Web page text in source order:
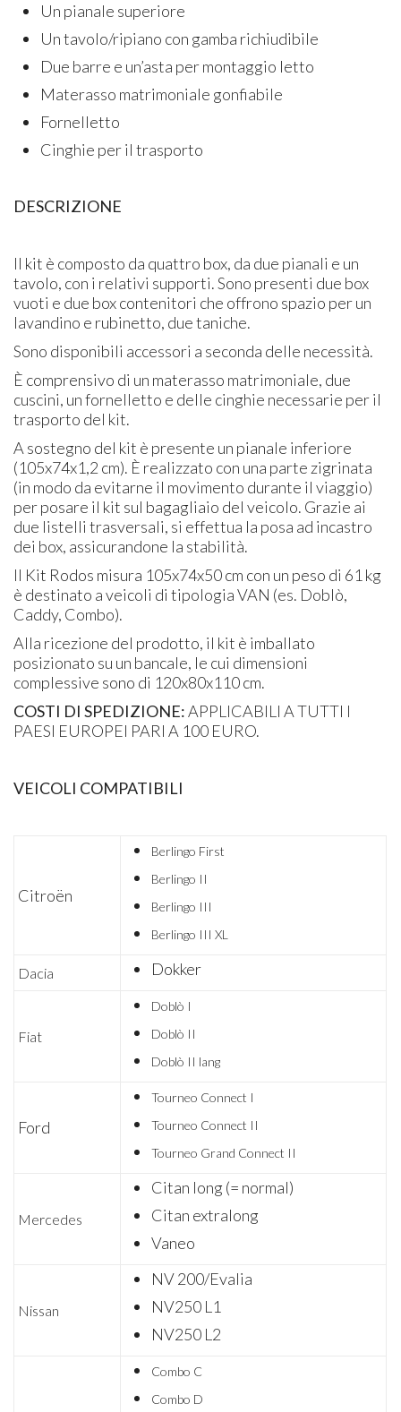
Un pianale superiore
Un tavolo/ripiano con gamba richiudibile
Due barre e un’asta per montaggio letto
Materasso matrimoniale gonfiabile
Fornelletto
Cinghie per il trasporto
DESCRIZIONE
Il kit è composto da quattro box, da due pianali e un
tavolo, con i relativi supporti. Sono presenti due box
vuoti e due box contenitori che offrono spazio per un
lavandino e rubinetto, due taniche.
Sono disponibili accessori a seconda delle necessità.
È comprensivo di un materasso matrimoniale, due
cuscini, un fornelletto e delle cinghie necessarie per il
trasporto del kit.
A sostegno del kit è presente un pianale inferiore
(105x74x1,2 cm). È realizzato con una parte zigrinata
(in modo da evitarne il movimento durante il viaggio)
per posare il kit sul bagagliaio del veicolo. Grazie ai
due listelli trasversali, si effettua la posa ad incastro
dei box, assicurandone la stabilità.
Il Kit Rodos misura 105x74x50 cm con un peso di 61 kg
è destinato a veicoli di tipologia VAN (es. Doblò,
Caddy, Combo).
Alla ricezione del prodotto, il kit è imballato
posizionato su un bancale, le cui dimensioni
complessive sono di 120x80x110 cm.
COSTI DI SPEDIZIONE:APPLICABILI A TUTTI I
PAESI EUROPEI PARI A 100 EURO.
VEICOLI COMPATIBILI
​Citroën
Berlingo First
Berlingo II
Berlingo III
Berlingo III XL
Dacia Dokker
Fiat
Doblò I
Doblò II
Doblò II lang
Ford
Tourneo Connect I
Tourneo Connect II
Tourneo Grand Connect II
Mercedes
Citan long (= normal)
Citan extralong
Vaneo
Nissan
NV 200/Evalia
NV250 L1
NV250 L2
Combo C
Combo D